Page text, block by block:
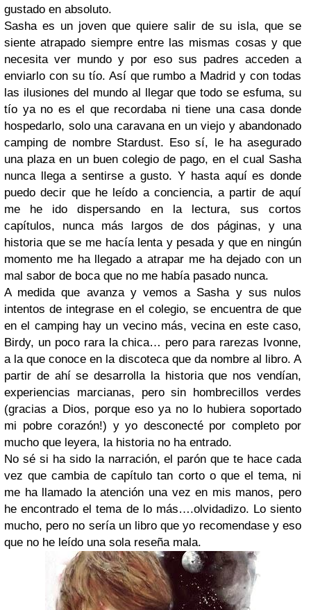
gustado en absoluto.
Sasha es un joven que quiere salir de su isla, que se
siente atrapado siempre entre las mismas cosas y que
necesita ver mundo y por eso sus padres acceden a
enviarlo con su tío. Así que rumbo a Madrid y con todas
las ilusiones del mundo al llegar que todo se esfuma, su
tío ya no es el que recordaba ni tiene una casa donde
hospedarlo, solo una caravana en un viejo y abandonado
camping de nombre Stardust. Eso sí, le ha asegurado
una plaza en un buen colegio de pago, en el cual Sasha
nunca llega a sentirse a gusto. Y hasta aquí es donde
puedo decir que he leído a conciencia, a partir de aquí
me he ido dispersando en la lectura, sus cortos
capítulos, nunca más largos de dos páginas, y una
historia que se me hacía lenta y pesada y que en ningún
momento me ha llegado a atrapar me ha dejado con un
mal sabor de boca que no me había pasado nunca.
A medida que avanza y vemos a Sasha y sus nulos
intentos de integrase en el colegio, se encuentra de que
en el camping hay un vecino más, vecina en este caso,
Birdy, un poco rara la chica… pero para rarezas Ivonne,
a la que conoce en la discoteca que da nombre al libro. A
partir de ahí se desarrolla la historia que nos vendían,
experiencias marcianas, pero sin hombrecillos verdes
(gracias a Dios, porque eso ya no lo hubiera soportado
mi pobre corazón!) y yo desconecté por completo por
mucho que leyera, la historia no ha entrado.
No sé si ha sido la narración, el parón que te hace cada
vez que cambia de capítulo tan corto o que el tema, ni
me ha llamado la atención una vez en mis manos, pero
he encontrado el tema de lo más….olvidadizo. Lo siento
mucho, pero no sería un libro que yo recomendase y eso
que no he leído una sola reseña mala.